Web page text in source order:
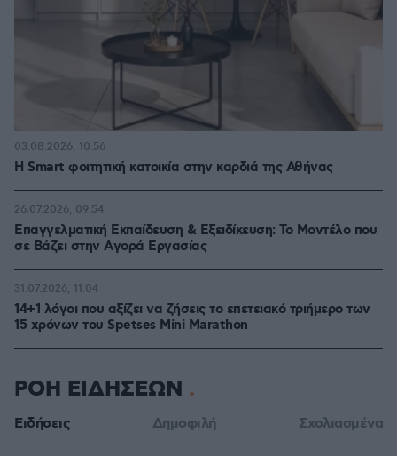
Η Smart φοιτητική κατοικία στην καρδιά της Αθήνας
03.08.2026, 10:56
Επαγγελματική Εκπαίδευση & Εξειδίκευση: Το Mοντέλο που
σε Bάζει στην Aγορά Eργασίας
26.07.2026, 09:54
14+1 λόγοι που αξίζει να ζήσεις το επετειακό τριήμερο των
15 χρόνων του Spetses Mini Marathon
31.07.2026, 11:04
ΡΟΗ ΕΙΔΗΣΕΩΝ
Ειδήσεις Δημοφιλή Σχολιασμένα